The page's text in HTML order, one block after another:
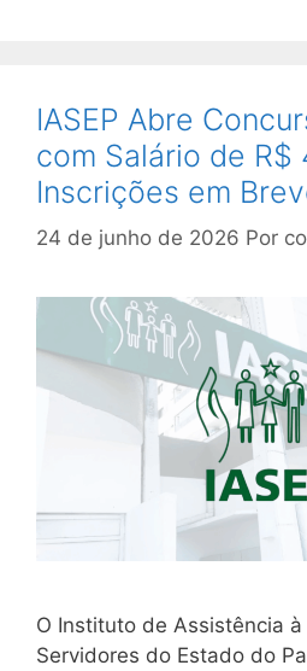
IASEP Abre
com Salário de R$
Inscrições em
24 de junho de 2026 Por
O Instituto de Assistência
Servidores do Estado do